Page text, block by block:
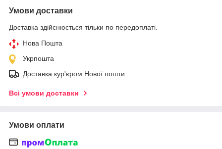
Умови доставки
Доставка здійснюється тільки по передоплаті.
Нова Пошта
Укрпошта
Доставка кур'єром Нової пошти
Всі умови доставки
Умови оплати